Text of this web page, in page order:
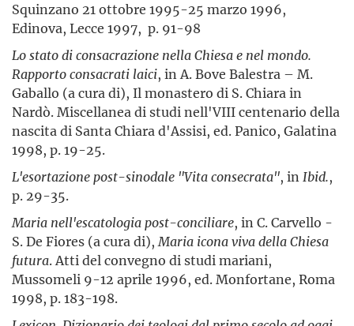
Squinzano 21 ottobre 1995-25 marzo 1996,
Edinova, Lecce 1997, p. 91-98
Lo stato di consacrazione nella Chiesa e nel mondo.
Rapporto consacrati laici, in A. Bove Balestra – M.
Gaballo (a cura di), Il monastero di S. Chiara in
Nardò. Miscellanea di studi nell'VIII centenario della
nascita di Santa Chiara d'Assisi, ed. Panico, Galatina
1998, p. 19-25.
L'esortazione post-sinodale "Vita consecrata", in Ibid.,
p. 29-35.
Maria nell'escatologia post-conciliare, in C. Carvello -
S. De Fiores (a cura di), Maria icona viva della Chiesa
futura. Atti del convegno di studi mariani,
Mussomeli 9-12 aprile 1996, ed. Monfortane, Roma
1998, p. 183-198.